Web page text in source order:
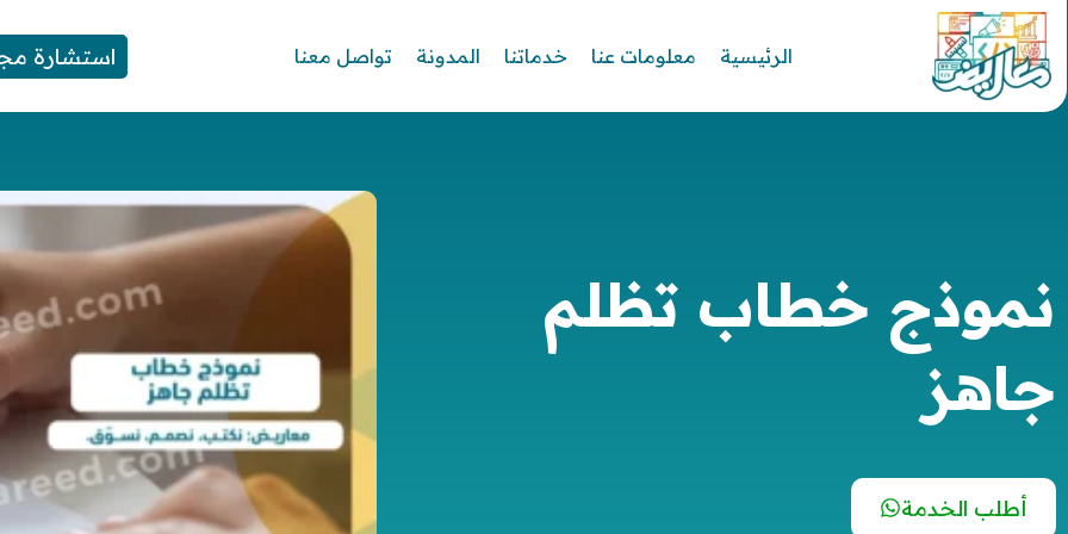
الرئيسية معلومات عنا خدماتنا المدونة تواصل معنا استشارة
نموذج خطاب تظلم
جاهز
أطلب الخدمة